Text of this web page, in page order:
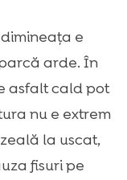
e
arde. În
asfalt cald pot
nu e extrem
la uscat,
fisuri pe